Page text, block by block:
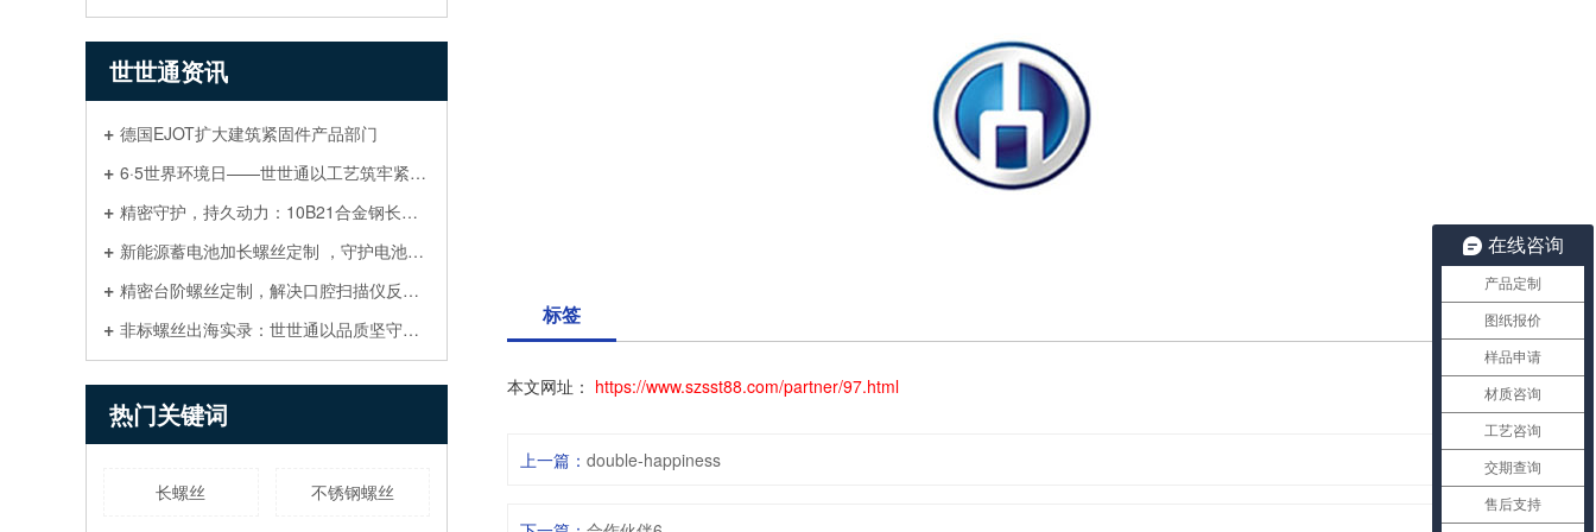
世世通资讯
德国EJOT扩大建筑紧固件产品部门
6·5世界环境日——世世通以工艺筑牢紧固件绿色生产防线
精密守护，持久动力：10B21合金钢长螺丝为新能源扫地机注入“强韧灵魂”
新能源蓄电池加长螺丝定制 ，守护电池模组与储能系统的每一处连接
精密台阶螺丝定制，解决口腔扫描仪反复拆装重复定位
非标螺丝出海实录：世世通以品质坚守，赢得英国工业客户长期合作
热门关键词
长螺丝 不锈钢螺丝
标签 0
本文网址： https://www.szsst88.com/partner/97.html
上一篇： double-happiness
在线咨询
产品定制
图纸报价
样品申请
材质咨询
工艺咨询
交期查询
售后支持